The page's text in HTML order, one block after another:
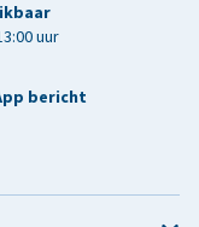
uur
bericht